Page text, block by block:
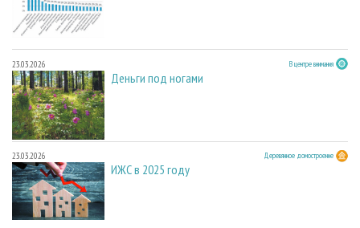
23.03.2026 В центре внимания
Деньги под ногами
23.03.2026 Деревянное домостроение
ИЖС в 2025 году